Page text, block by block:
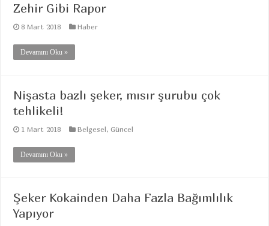
Zehir Gibi Rapor
8 Mart 2018 Haber
Devamını Oku »
Nişasta bazlı şeker, mısır şurubu çok
tehlikeli!
1 Mart 2018 Belgesel,Güncel
Devamını Oku »
Şeker Kokainden Daha Fazla Bağımlılık
Yapıyor